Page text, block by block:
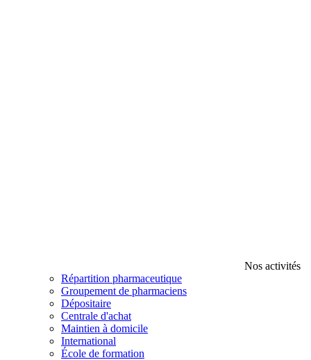
Nos activités
Répartition pharmaceutique
Groupement de pharmaciens
Dépositaire
Centrale d'achat
Maintien à domicile
International
École de formation